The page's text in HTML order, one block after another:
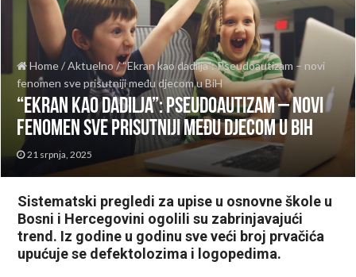
Home/Aktuelno /“Ekran kao dadilja”: Pseudoautizam – novi
fenomen sve prisutniji među djecom u BiH
“Ekran kao dadilja”: Pseudoautizam – novi
fenomen sve prisutniji među djecom u BiH
21 srpnja, 2025
Sistematski pregledi za upise u osnovne škole u
Bosni i Hercegovini ogolili su zabrinjavajući
trend. Iz godine u godinu sve veći broj prvačića
upućuje se defektolozima i logopedima.